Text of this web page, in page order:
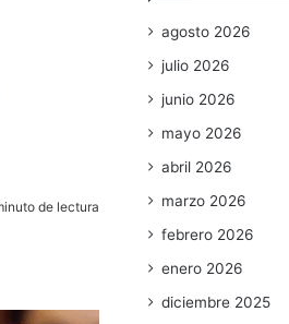
de lectura
agosto 2026
julio 2026
junio 2026
mayo 2026
abril 2026
marzo 2026
febrero 2026
enero 2026
diciembre 2025